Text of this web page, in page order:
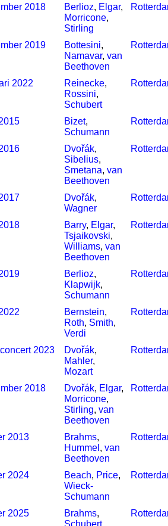
2018 Berlioz, Elgar,
Morricone,
Stirling
2019 Bottesini,
Namavar, van
Beethoven
2022 Reinecke,
Rossini,
Schubert
Bizet,
Schumann
Dvořák,
Sibelius,
Smetana, van
Beethoven
Dvořák,
Wagner
Barry, Elgar,
Tsjaikovski,
Williams, van
Beethoven
Berlioz,
Klapwijk,
Schumann
Bernstein,
Roth, Smith,
Verdi
2023 Dvořák,
Mahler,
Mozart
2018 Dvořák, Elgar,
Morricone,
Stirling, van
Beethoven
2013 Brahms,
Hummel , van
Beethoven
2024 Beach, Price,
Wieck-
Schumann
2025 Brahms,
Schubert,